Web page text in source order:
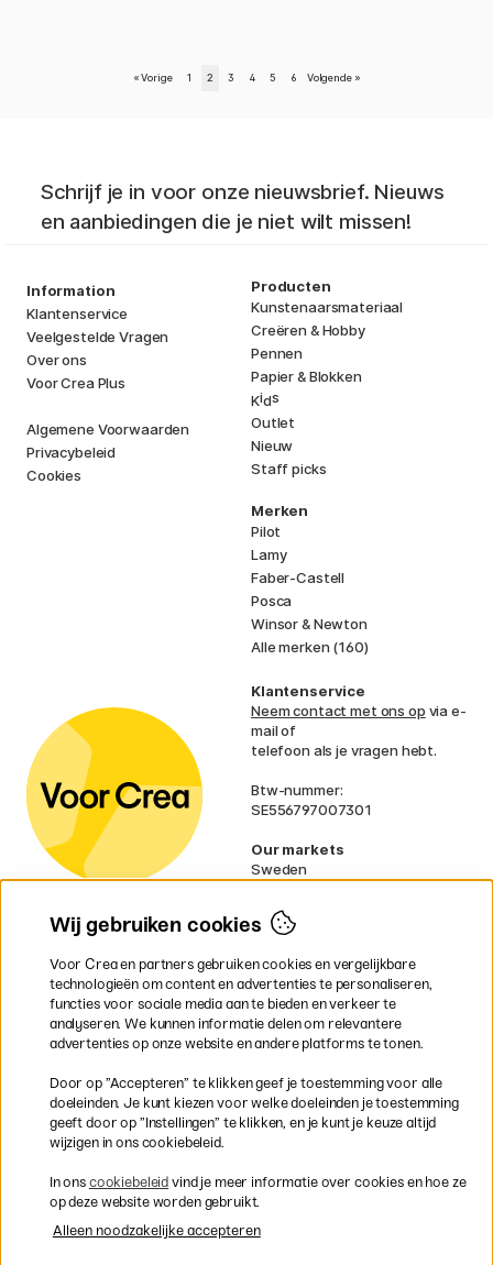
« Vorige 1 2 3 4 5 6 Volgende »
Schrijf je in voor onze nieuwsbrief. Nieuws
en aanbiedingen die je niet wilt missen!
Information
Klantenservice
Veelgestelde Vragen
Over ons
Voor Crea Plus
Algemene Voorwaarden
Privacybeleid
Cookies
Producten
Kunstenaarsmateriaal
Creëren & Hobby
Pennen
Papier & Blokken
Kids
Outlet
Nieuw
Staff picks
Merken
Pilot
Lamy
Faber-Castell
Posca
Winsor & Newton
Alle merken (160)
Klantenservice
Neem contact met ons op via e-
mail of
telefoon als je vragen hebt.
Btw-nummer:
SE556797007301
Our markets
Sweden
Denmark
Finland
Ireland
Germany
UK
EU
gelden voor volumineuze producten.
Snel en veilig met creditcard of iDEAL
Wij gebruiken cookies
Voor Crea en partners gebruiken cookies en vergelijkbare
technologieën om content en advertenties te personaliseren,
functies voor sociale media aan te bieden en verkeer te
analyseren. We kunnen informatie delen om relevantere
advertenties op onze website en andere platforms te tonen.
Door op ”Accepteren” te klikken geef je toestemming voor alle
doeleinden. Je kunt kiezen voor welke doeleinden je toestemming
geeft door op ”Instellingen” te klikken, en je kunt je keuze altijd
wijzigen in ons cookiebeleid.
In ons cookiebeleid vind je meer informatie over cookies en hoe ze
op deze website worden gebruikt.
Alleen noodzakelijke accepteren